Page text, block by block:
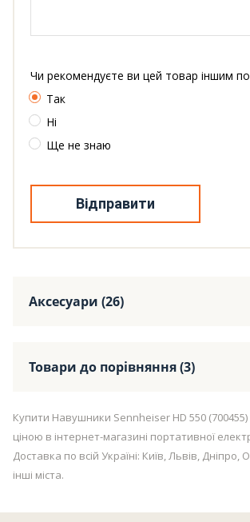
Чи рекомендуєте ви цей товар іншим
Так
Ні
Ще не знаю
Відправити
Аксесуари (26)
Товари до порівняння (3)
Купити Навушники Sennheiser HD 550
ціною в інтернет-магазині портативної
Доставка по всій Україні: Київ, Львів, Дніпро,
інші міста.